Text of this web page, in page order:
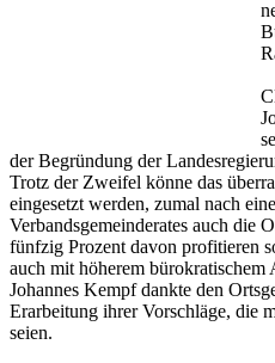
der Begründung der
Trotz der Zweifel könne das
eingesetzt werden, zumal nach
Verbandsgemeinderates auch die
fünfzig Prozent davon profitieren
auch mit höherem
Johannes Kempf dankte den
Erarbeitung ihrer Vorschläge, die
seien.